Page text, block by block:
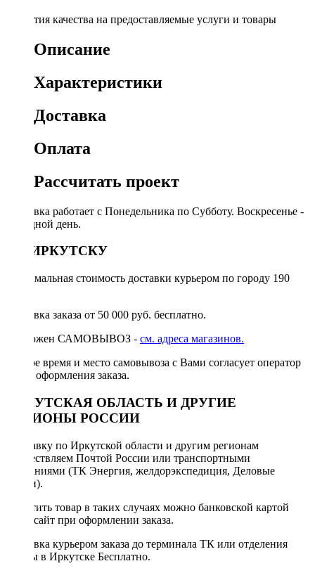
Гарантия качества на предоставляемые услуги и товары
Описание
Характеристики
Доставка
Оплата
Рассчитать проект
Доставка работает с Понедельника по Субботу. Воскресенье -
выходной день.
ПО ИРКУТСКУ
Минимальная стоимость доставки курьером по городу 190
Доставка заказа от 50 000 руб. бесплатно.
Возможен САМОВЫВОЗ - см. адреса магазинов.
Точное время и место самовывоза с Вами согласует оператор
после оформления заказа.
ИРКУТСКАЯ ОБЛАСТЬ И ДРУГИЕ
РЕГИОНЫ РОССИИ
Отправку по Иркутской области и другим регионам
осуществляем Почтой России или транспортными
компаниями (ТК Энергия, желдорэкспедиция, Деловые
линии).
Оплатить товар в таких случаях можно банковской картой
через сайт при оформлении заказа.
Доставка курьером заказа до терминала ТК или отделения
Почты в Иркутске Бесплатно.